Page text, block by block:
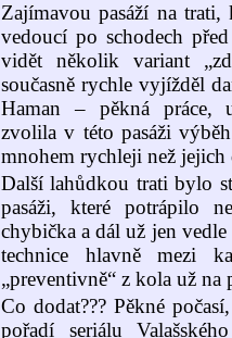
Zajímavou pasáží na
vedoucí po schodech
vidět několik variant
současně rychle vyjížděl
Haman – pěkná práce,
zvolila v této pasáži
mnohem rychleji než jejich
Další lahůdkou trati bylo
pasáži, které potrápilo
chybička a dál už jen
technice hlavně mezi
„preventivně“ z kola už na
Co dodat??? Pěkné
pořadí seriálu